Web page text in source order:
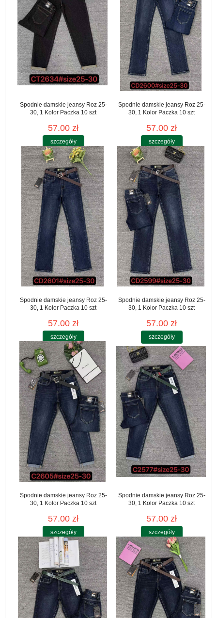
Spodnie damskie jeansy Roz 25-
30, 1 Kolor Paczka 10 szt
57.00 zł
szczegóły
Spodnie damskie jeansy Roz 25-
30, 1 Kolor Paczka 10 szt
57.00 zł
szczegóły
Spodnie damskie jeansy Roz 25-
30, 1 Kolor Paczka 10 szt
57.00 zł
szczegóły
Spodnie damskie jeansy Roz 25-
30, 1 Kolor Paczka 10 szt
57.00 zł
szczegóły
Spodnie damskie jeansy Roz 25-
30, 1 Kolor Paczka 10 szt
57.00 zł
szczegóły
Spodnie damskie jeansy Roz 25-
30, 1 Kolor Paczka 10 szt
57.00 zł
szczegóły